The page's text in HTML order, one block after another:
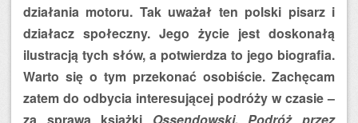
działania motoru. Tak uważał ten polski pisarz i
działacz społeczny. Jego życie jest doskonałą
ilustracją tych słów, a potwierdza to jego biografia.
Warto się o tym przekonać osobiście. Zachęcam
zatem do odbycia interesującej podróży w czasie –